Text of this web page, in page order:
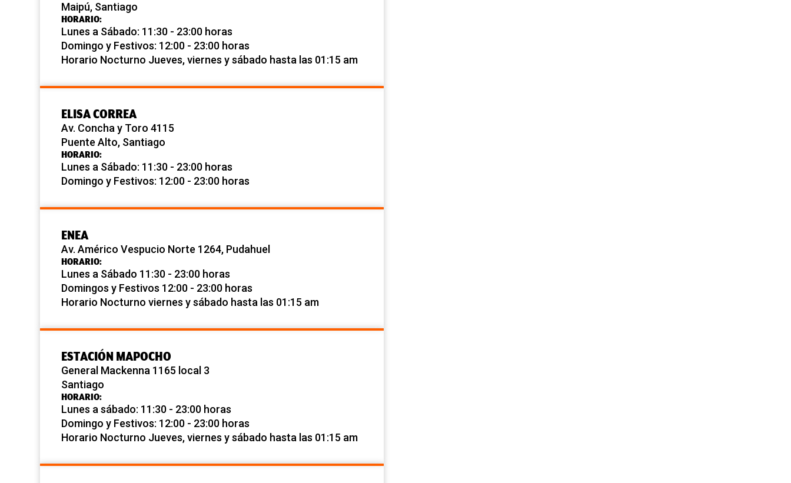
Maipú, Santiago
HORARIO:
Lunes a Sábado: 11:30 - 23:00 horas
Domingo y Festivos: 12:00 - 23:00 horas
Horario Nocturno Jueves, viernes y sábado hasta las 01:15 am
ELISA CORREA
Av. Concha y Toro 4115
Puente Alto, Santiago
HORARIO:
Lunes a Sábado: 11:30 - 23:00 horas
Domingo y Festivos: 12:00 - 23:00 horas
ENEA
Av. Américo Vespucio Norte 1264, Pudahuel
HORARIO:
Lunes a Sábado 11:30 - 23:00 horas
Domingos y Festivos 12:00 - 23:00 horas
Horario Nocturno viernes y sábado hasta las 01:15 am
ESTACIÓN MAPOCHO
General Mackenna 1165 local 3
Santiago
HORARIO:
Lunes a sábado: 11:30 - 23:00 horas
Domingo y Festivos: 12:00 - 23:00 horas
Horario Nocturno Jueves, viernes y sábado hasta las 01:15 am